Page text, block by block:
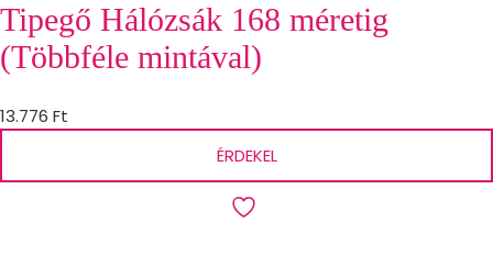
Tipegő Hálózsák 168 méretig
(Többféle mintával)
13.776 Ft
ÉRDEKEL